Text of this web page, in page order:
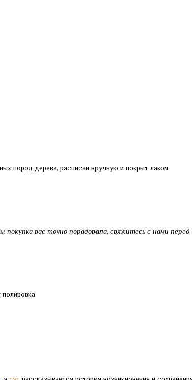
пород дерева, расписан вручную и покрыт лаком
вас точно порадовала, свяжитесь с нами